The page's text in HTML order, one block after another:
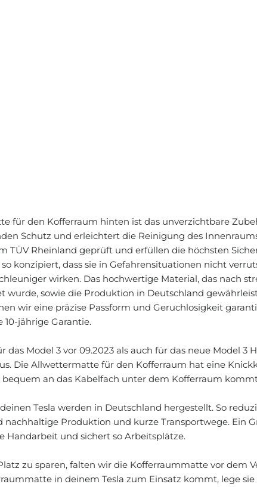
für den Kofferraum hinten ist das unverzichtbare
Schutz und erleichtert die Reinigung des
TÜV Rheinland geprüft und erfüllen die höchsten
konzipiert, dass sie in Gefahrensituationen nicht
wirken. Das hochwertige Material, das nach
wurde, sowie die Produktion in Deutschland
wir eine präzise Passform und Geruchlosigkeit
jährige Garantie.
das Model 3 vor 09.2023 als auch für das neue Model 3
Die Allwettermatte für den Kofferraum hat eine
bequem an das Kabelfach unter dem Kofferraum
Tesla werden in Deutschland hergestellt. So
nachhaltige Produktion und kurze Transportwege. Ein
Handarbeit und sichert so Arbeitsplätze.
zu sparen, falten wir die Kofferraummatte vor dem
in deinem Tesla zum Einsatz kommt, lege